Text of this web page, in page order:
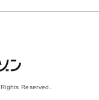
Reserved.